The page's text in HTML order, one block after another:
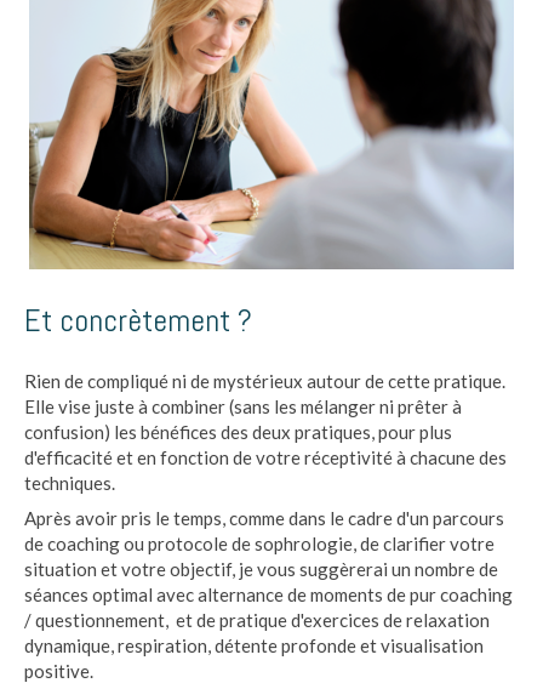
Et concrètement ?
Rien de compliqué ni de mystérieux autour de cette pratique.
Elle vise juste à combiner (sans les mélanger ni prêter à
confusion) les bénéfices des deux pratiques, pour plus
d'efficacité et en fonction de votre réceptivité à chacune des
techniques.
Après avoir pris le temps, comme dans le cadre d'un parcours
de coaching ou protocole de sophrologie, de clarifier votre
situation et votre objectif, je vous suggèrerai un nombre de
séances optimal avec alternance de moments de pur coaching
/ questionnement, et de pratique d'exercices de relaxation
dynamique, respiration, détente profonde et visualisation
positive.